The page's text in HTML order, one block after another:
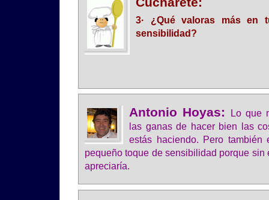
3· ¿Qué valoras más en
sensibilidad?
Antonio Hoyas:
Lo que
las ganas de hacer bien las
estás haciendo. Pero también
pequeño toque de sensibilidad porque sin
apreciaría.